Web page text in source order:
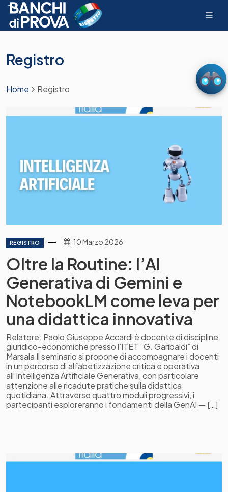
Registro
Home Registro
REGISTRO 10 Marzo 2026
Oltre la Routine: l’AI
Generativa di Gemini e
NotebookLM come leva per
una didattica innovativa
Relatore: Paolo Giuseppe Accardi è docente di discipline
giuridico-economiche presso l’ITET “G. Garibaldi” di
Marsala Il seminario si propone di accompagnare i docenti
in un percorso di alfabetizzazione critica e operativa
all’Intelligenza Artificiale Generativa, con particolare
attenzione alle ricadute pratiche sulla didattica
quotidiana. Attraverso quattro moduli progressivi, i
partecipanti esploreranno i fondamenti della GenAI — […]